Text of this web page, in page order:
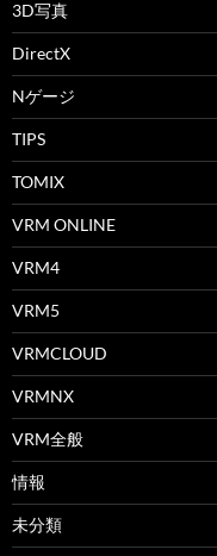
3D写真
DirectX
Nゲージ
TIPS
TOMIX
VRM ONLINE
VRM4
VRM5
VRMCLOUD
VRMNX
VRM全般
情報
未分類